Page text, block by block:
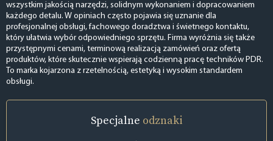
wszystkim jakością narzędzi, solidnym wykonaniem i dopracowaniem
każdego detalu. W opiniach często pojawia się uznanie dla
profesjonalnej obsługi, fachowego doradztwa i świetnego kontaktu,
który ułatwia wybór odpowiedniego sprzętu. Firma wyróżnia się także
przystępnymi cenami, terminową realizacją zamówień oraz ofertą
produktów, które skutecznie wspierają codzienną pracę techników PDR.
To marka kojarzona z rzetelnością, estetyką i wysokim standardem
obsługi.
Specjalne odznaki